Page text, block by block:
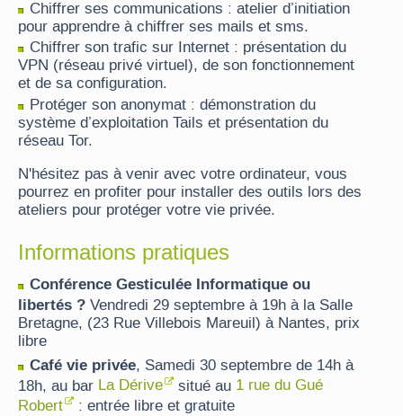
Chiffrer ses communications : atelier d’initiation
pour apprendre à chiffrer ses mails et sms.
Chiffrer son trafic sur Internet : présentation du
VPN (réseau privé virtuel), de son fonctionnement
et de sa configuration.
Protéger son anonymat : démonstration du
système d’exploitation Tails et présentation du
réseau Tor.
N'hésitez pas à venir avec votre ordinateur, vous
pourrez en profiter pour installer des outils lors des
ateliers pour protéger votre vie privée.
Informations pratiques
Conférence Gesticulée Informatique ou
libertés ? Vendredi 29 septembre à 19h à la Salle
Bretagne, (23 Rue Villebois Mareuil) à Nantes, prix
libre
Café vie privée, Samedi 30 septembre de 14h à
18h, au bar La Dérive situé au 1 rue du Gué
Robert
: entrée libre et gratuite